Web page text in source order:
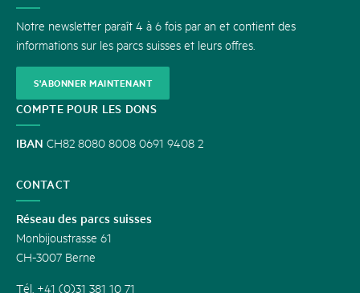
Notre newsletter paraît 4 à 6 fois par an et contient des
informations sur les parcs suisses et leurs offres.
S'ABONNER MAINTENANT
COMPTE POUR LES DONS
IBAN CH82 8080 8008 0691 9408 2
CONTACT
Réseau des parcs suisses
Monbijoustrasse 61
CH-3007 Berne
Tél. +41 (0)31 381 10 71